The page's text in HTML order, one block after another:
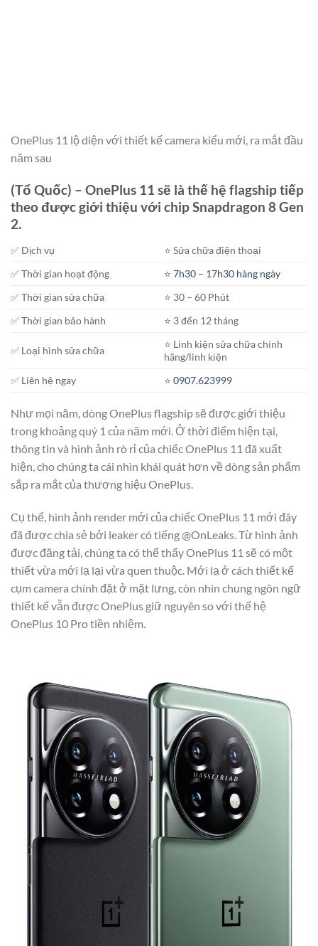
OnePlus 11 lộ diện với thiết kế camera kiểu mới, ra mắt đầu
năm sau
(Tổ Quốc) – OnePlus 11 sẽ là thế hệ flagship tiếp
theo được giới thiệu với chip Snapdragon 8 Gen
2.
✅ Dịch vụ
⭐️ Sửa chữa điện thoại
✅ Thời gian hoạt động
⭐️7h30 – 17h30 hàng ngày
✅ Thời gian sửa chữa
⭐️ 30 – 60 Phút
✅ Thời gian bảo hành
⭐️ 3 đến 12 tháng
✅ Loại hình sửa chữa
⭐️ Linh kiện sửa chữa chính
hãng/linh kiện
✅ Liên hệ ngay
⭐️0907.623999
Như mọi năm, dòng OnePlus flagship sẽ được giới thiệu
trong khoảng quý 1 của năm mới. Ở thời điểm hiện tại,
thông tin và hình ảnh rò rỉ của chiếc OnePlus 11 đã xuất
hiện, cho chúng ta cái nhìn khái quát hơn về dòng sản phẩm
sắp ra mắt của thương hiệu OnePlus.
Cụ thể, hình ảnh render mới của chiếc OnePlus 11 mới đây
đã được chia sẻ bởi leaker có tiếng @OnLeaks. Từ hình ảnh
được đăng tải, chúng ta có thể thấy OnePlus 11 sẽ có một
thiết vừa mới lạ lại vừa quen thuộc. Mới lạ ở cách thiết kế
cụm camera chính đặt ở mặt lưng, còn nhìn chung ngôn ngữ
thiết kế vẫn được OnePlus giữ nguyên so với thế hệ
OnePlus 10 Pro tiền nhiệm.